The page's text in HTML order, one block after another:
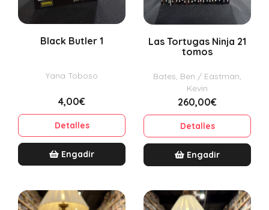
Black Butler 1
Yana Toboso
4,00€
Detalles
Engadir
Las Tortugas Ninja 21
tomos
Bates, Ben / Eastman,
Kevin
260,00€
Detalles
Engadir